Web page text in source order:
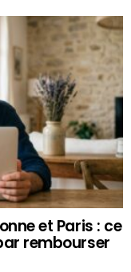
et Paris : ce
rembourser